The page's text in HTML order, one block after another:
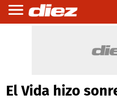
El Vida hizo